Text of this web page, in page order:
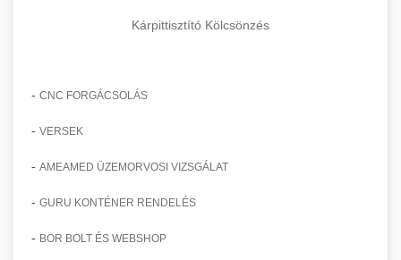
Kárpittisztító Kölcsönzés
- CNC FORGÁCSOLÁS
- VERSEK
- AMEAMED ÜZEMORVOSI VIZSGÁLAT
- GURU KONTÉNER RENDELÉS
- BOR BOLT ÉS WEBSHOP